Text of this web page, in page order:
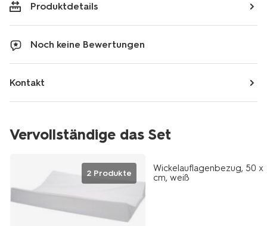
Produktdetails
Noch keine Bewertungen
Kontakt
Vervollständige das Set
2 Produkte
Wickelauflagenbezug, 50 x
cm, weiß